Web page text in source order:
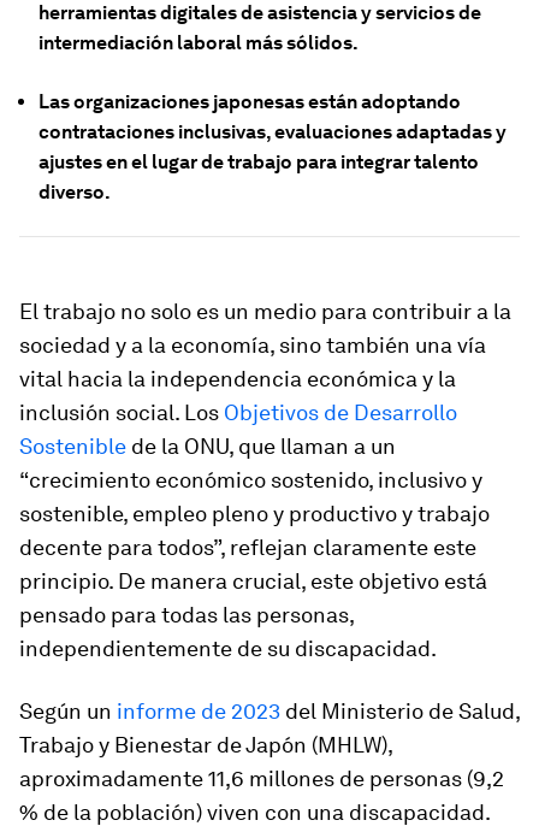
herramientas digitales de asistencia y servicios de
intermediación laboral más sólidos.
Las organizaciones japonesas están adoptando
contrataciones inclusivas, evaluaciones adaptadas y
ajustes en el lugar de trabajo para integrar talento
diverso.
El trabajo no solo es un medio para contribuir a la
sociedad y a la economía, sino también una vía
vital hacia la independencia económica y la
inclusión social. Los Objetivos de Desarrollo
Sostenible de la ONU, que llaman a un
“crecimiento económico sostenido, inclusivo y
sostenible, empleo pleno y productivo y trabajo
decente para todos”, reflejan claramente este
principio. De manera crucial, este objetivo está
pensado para todas las personas,
independientemente de su discapacidad.
Según un informe de 2023 del Ministerio de Salud,
Trabajo y Bienestar de Japón (MHLW),
aproximadamente 11,6 millones de personas (9,2
% de la población) viven con una discapacidad.